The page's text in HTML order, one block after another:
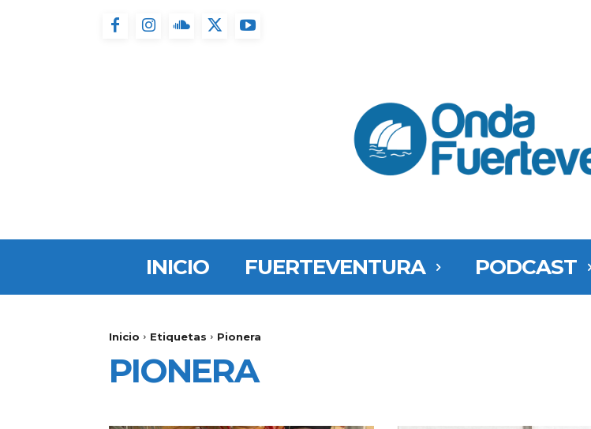
INICIO FUERTEVENTURA PODCAST
Inicio Etiquetas Pionera
PIONERA